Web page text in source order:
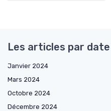
Les articles par date
Janvier 2024
Mars 2024
Octobre 2024
Décembre 2024